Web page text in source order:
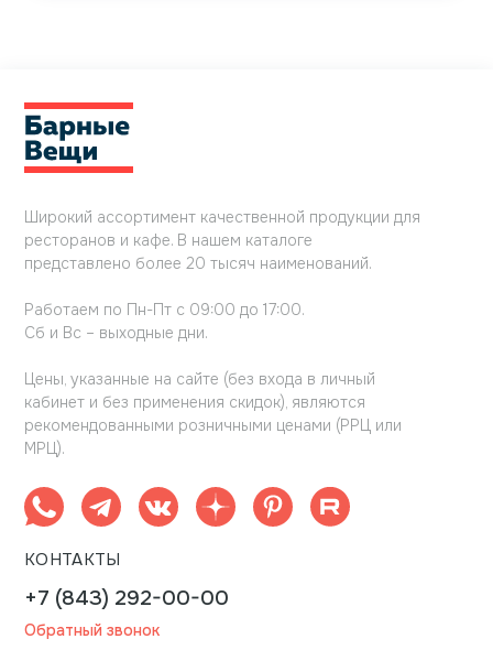
Широкий ассортимент качественной продукции для
ресторанов и кафе. В нашем каталоге
представлено более 20 тысяч наименований.
Работаем по Пн-Пт с 09:00 до 17:00.
Сб и Вс – выходные дни.
Цены, указанные на сайте (без входа в личный
кабинет и без применения скидок), являются
рекомендованными розничными ценами (РРЦ или
МРЦ).
КОНТАКТЫ
+7 (843) 292-00-00
Обратный звонок